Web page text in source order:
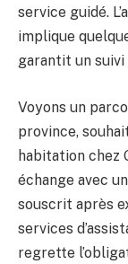
service guidé.
implique
garantit un suivi
Voyons un
province,
habitation chez
échange avec
souscrit après
services
regrette